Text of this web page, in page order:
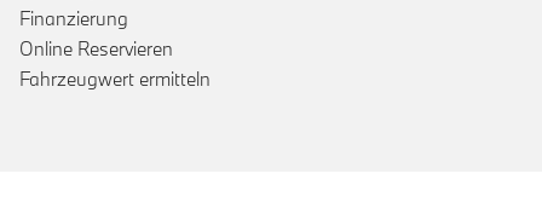
Finanzierung
Online Reservieren
Fahrzeugwert ermitteln